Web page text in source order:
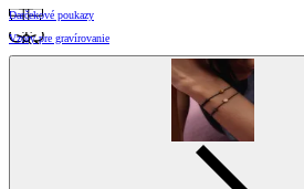
Darčekové poukazy
Vzory pre gravírovanie